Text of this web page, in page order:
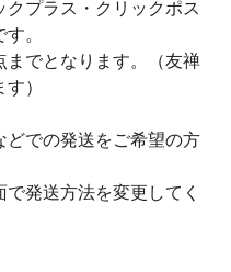
クプラス・クリックポス
。
までとなります。（友禅
）
どでの発送をご希望の方
発送方法を変更してく